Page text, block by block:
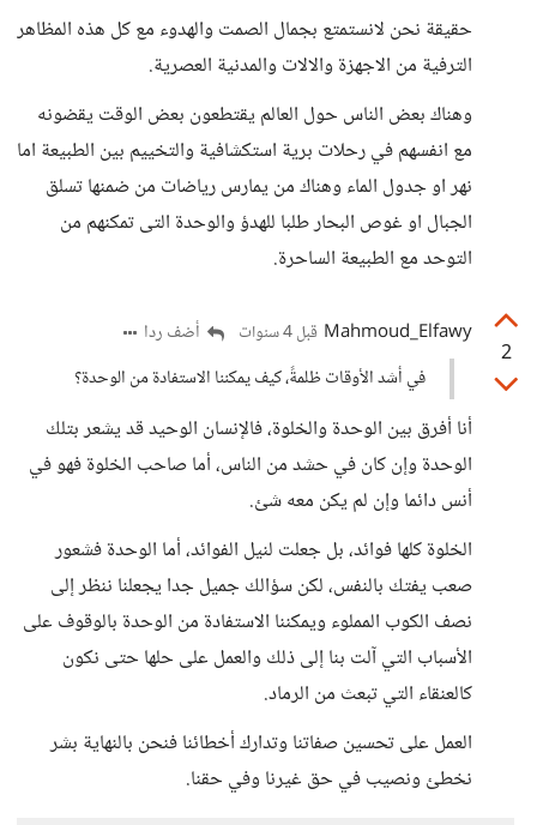
حقيقة نحن لانستمتع بجمال الصمت والهدوء مع كل هذه المظاهر
الترفية من الاجهزة والالات والمدنية العصرية.
وهناك بعض الناس حول العالم يقتطعون بعض الوقت يقضونه
مع انفسهم في رحلات برية استكشافية والتخييم بين الطبيعة اما
نهر او جدول الماء وهناك من يمارس رياضات من ضمنها تسلق
الجبال او غوص البحار طلبا للهدؤ والوحدة التى تمكنهم من
التوحد مع الطبيعة الساحرة.
2
Mahmoud_Elfawy قبل 4 سنوات
أضف ردا
في أشد الأوقات ظلمةً، كيف يمكننا الاستفادة من الوحدة؟
أنا أفرق بين الوحدة والخلوة، فالإنسان الوحيد قد يشعر بتلك
الوحدة وإن كان في حشد من الناس، أما صاحب الخلوة فهو في
أنس دائما وإن لم يكن معه شئ.
الخلوة كلها فوائد، بل جعلت لنيل الفوائد، أما الوحدة فشعور
صعب يفتك بالنفس، لكن سؤالك جميل جدا يجعلنا ننظر إلى
نصف الكوب المملوء ويمكننا الاستفادة من الوحدة بالوقوف على
الأسباب التي آلت بنا إلى ذلك والعمل على حلها حتى نكون
كالعنقاء التي تبعث من الرماد.
العمل على تحسين صفاتنا وتدارك أخطائنا فنحن بالنهاية بشر
نخطئ ونصيب في حق غيرنا وفي حقنا.